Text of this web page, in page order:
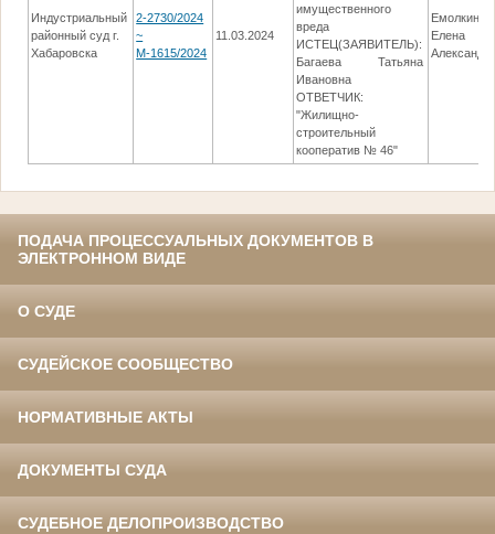
Индустриальный
районный суд г.
Хабаровска
2-2730/2024
~
М-1615/2024
11.03.2024
имущественного
вреда
ИСТЕЦ(ЗАЯВИТЕЛЬ):
Багаева Татьяна
Ивановна
ОТВЕТЧИК:
"Жилищно-
строительный
кооператив № 46"
Емолкина
Елена
ПОДАЧА ПРОЦЕССУАЛЬНЫХ ДОКУМЕНТОВ В
ЭЛЕКТРОННОМ ВИДЕ
О СУДЕ
СУДЕЙСКОЕ СООБЩЕСТВО
НОРМАТИВНЫЕ АКТЫ
ДОКУМЕНТЫ СУДА
СУДЕБНОЕ ДЕЛОПРОИЗВОДСТВО